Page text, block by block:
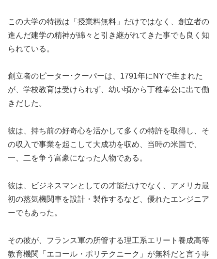
この大学の特徴は「授業料無料」だけではなく、創立者の
進んだ建学の精神が綿々と引き継がれてきた事でも良く知
られている。
創立者のピーター･クーパーは、1791年にNYで生まれた
が、学校教育は受けられず、幼い頃から丁稚奉公に出て働
きだした。
彼は、持ち前の好奇心を活かして多くの特許を取得し、そ
の収入で事業を起こして大成功を収め、当時の米国で、
一、二を争う富豪になった人物である。
彼は、ビジネスマンとしての才能だけでなく、アメリカ最
初の蒸気機関車を設計・製作するなど、優れたエンジニア
ーでもあった。
その彼が、フランス軍の所管する理工系エリート養成高等
教育機関「エコール・ポリテクニーク」が無料だと言う事